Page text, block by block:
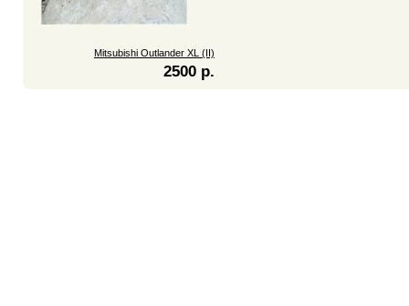
Mitsubishi Outlander XL (II)
2500 р.